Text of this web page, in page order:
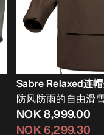
Sabre Relaxed连
防风防雨的自由滑
NOK 8,999.00
NOK 6,299.30